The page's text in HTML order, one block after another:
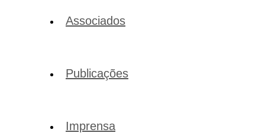
Associados
Publicações
Imprensa